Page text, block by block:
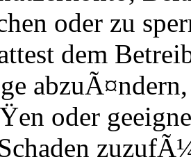
oder zu
dem
oder